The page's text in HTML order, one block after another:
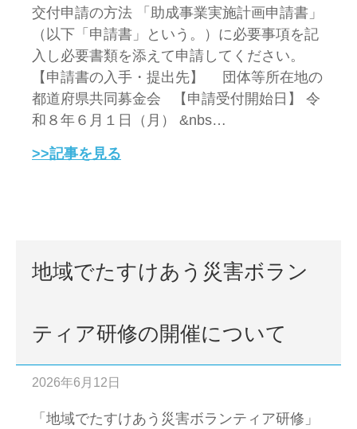
交付申請の方法 「助成事業実施計画申請書」
（以下「申請書」という。）に必要事項を記
入し必要書類を添えて申請してください。
【申請書の入手・提出先】 団体等所在地の
都道府県共同募金会 【申請受付開始日】 令
和８年６月１日（月） &nbs…
>>記事を見る
地域でたすけあう災害ボラン
ティア研修の開催について
2026年6月12日
「地域でたすけあう災害ボランティア研修」